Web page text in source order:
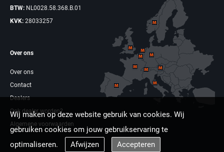
BTW: NL0028.58.368.B.01
KVK: 28033257
Over ons
Over ons
Contact
Dealers
Ook dealer worden?
Algemene voorwaarden
Wij maken op deze website gebruik van cookies. Wij
gebruiken cookies om jouw gebruikservaring te
optimaliseren.
Afwijzen Accepteren